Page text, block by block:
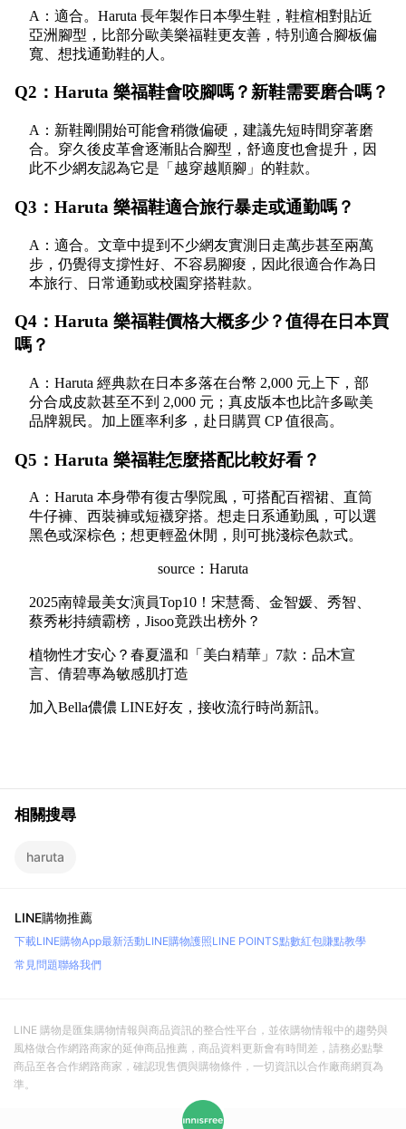
A：適合。Haruta 長年製作日本學生鞋，鞋楦相對貼近
亞洲腳型，比部分歐美樂福鞋更友善，特別適合腳板偏
寬、想找通勤鞋的人。
Q2：Haruta 樂福鞋會咬腳嗎？新鞋需要磨合嗎？
A：新鞋剛開始可能會稍微偏硬，建議先短時間穿著磨
合。穿久後皮革會逐漸貼合腳型，舒適度也會提升，因
此不少網友認為它是「越穿越順腳」的鞋款。
Q3：Haruta 樂福鞋適合旅行暴走或通勤嗎？
A：適合。文章中提到不少網友實測日走萬步甚至兩萬
步，仍覺得支撐性好、不容易腳痠，因此很適合作為日
本旅行、日常通勤或校園穿搭鞋款。
Q4：Haruta 樂福鞋價格大概多少？值得在日本買
嗎？
A：Haruta 經典款在日本多落在台幣 2,000 元上下，部
分合成皮款甚至不到 2,000 元；真皮版本也比許多歐美
品牌親民。加上匯率利多，赴日購買 CP 值很高。
Q5：Haruta 樂福鞋怎麼搭配比較好看？
A：Haruta 本身帶有復古學院風，可搭配百褶裙、直筒
牛仔褲、西裝褲或短襪穿搭。想走日系通勤風，可以選
黑色或深棕色；想更輕盈休閒，則可挑淺棕色款式。
source：Haruta
2025南韓最美女演員Top10！宋慧喬、金智媛、秀智、
蔡秀彬持續霸榜，Jisoo竟跌出榜外？
植物性才安心？春夏溫和「美白精華」7款：品木宣
言、倩碧專為敏感肌打造
加入Bella儂儂 LINE好友 ，接收流行時尚新訊。
相關搜尋
haruta
LINE購物推薦
下載LINE購物App最新活動LINE購物護照LINE POINTS點數紅包賺點教學
常見問題聯絡我們
LINE 購物是匯集購物情報與商品資訊的整合性平台，並依購物情報中的趨勢與
風格做合作網路商家的延伸商品推薦，商品資料更新會有時間差，請務必點擊
商品至各合作網路商家，確認現售價與購物條件，一切資訊以合作廠商網頁為
準。